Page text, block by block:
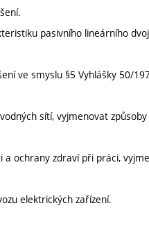
pasivního lineárního
ve smyslu §5 Vyhlášky 50/
sítí, vyjmenovat
ochrany zdraví při práci,
elektrických zařízení.